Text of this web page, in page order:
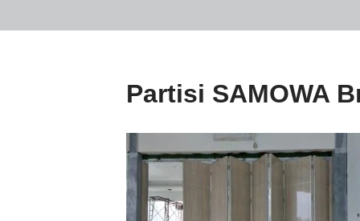
Partisi SAMOWA